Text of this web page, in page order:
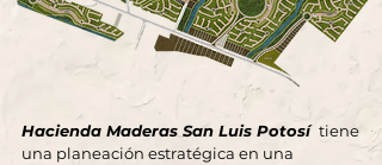
Hacienda Maderas San Luis Potosí tiene
una planeación estratégica en una